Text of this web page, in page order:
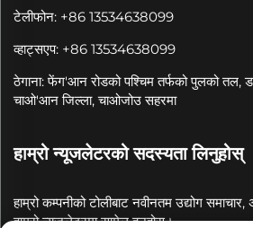
टेलीफोन: +86 13534638099
व्हाट्सएप: +86 13534638099
ठेगाना: फेंग'आन रोडको पश्चिम तर्फको पुलको तल,
चाओ'आन जिल्ला, चाओजोउ सहरमा
हाम्रो न्यूजलेटरको सदस्यता लिनुहोस्
हाम्रो कम्पनीको टोलीबाट नवीनतम उद्योग समाचार,
हाम्रो न्यूजलेटरमा सामेल हुनुहोस्।